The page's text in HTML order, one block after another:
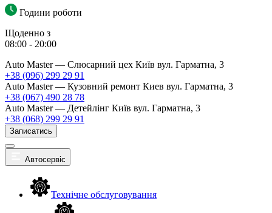
Години роботи
Щоденно з
08:00 - 20:00
Auto Master — Слюсарний цех Київ вул. Гарматна, 3
+38 (096) 299 29 91
Auto Master — Кузовний ремонт Киев вул. Гарматна, 3
+38 (067) 490 28 78
Auto Master — Детейлінг Київ вул. Гарматна, 3
+38 (068) 299 29 91
Записатись
Автосервіс
Технічне обслуговування